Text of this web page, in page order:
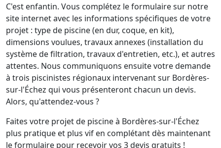
C'est enfantin. Vous complétez le formulaire sur notre
site internet avec les informations spécifiques de votre
projet : type de piscine (en dur, coque, en kit),
dimensions voulues, travaux annexes (installation du
système de filtration, travaux d'entretien, etc.), et autres
attentes. Nous communiquons ensuite votre demande
à trois piscinistes régionaux intervenant sur Bordères-
sur-l'Échez qui vous présenteront chacun un devis.
Alors, qu'attendez-vous ?
Faites votre projet de piscine à Bordères-sur-l'Échez
plus pratique et plus vif en complétant dès maintenant
le formulaire pour recevoir vos 3 devis gratuits !